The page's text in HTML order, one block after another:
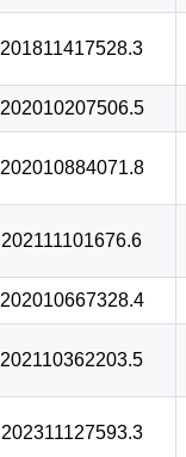
201811417528.3
202010207506.5
202010884071.8
202111101676.6
202010667328.4
202110362203.5
202311127593.3